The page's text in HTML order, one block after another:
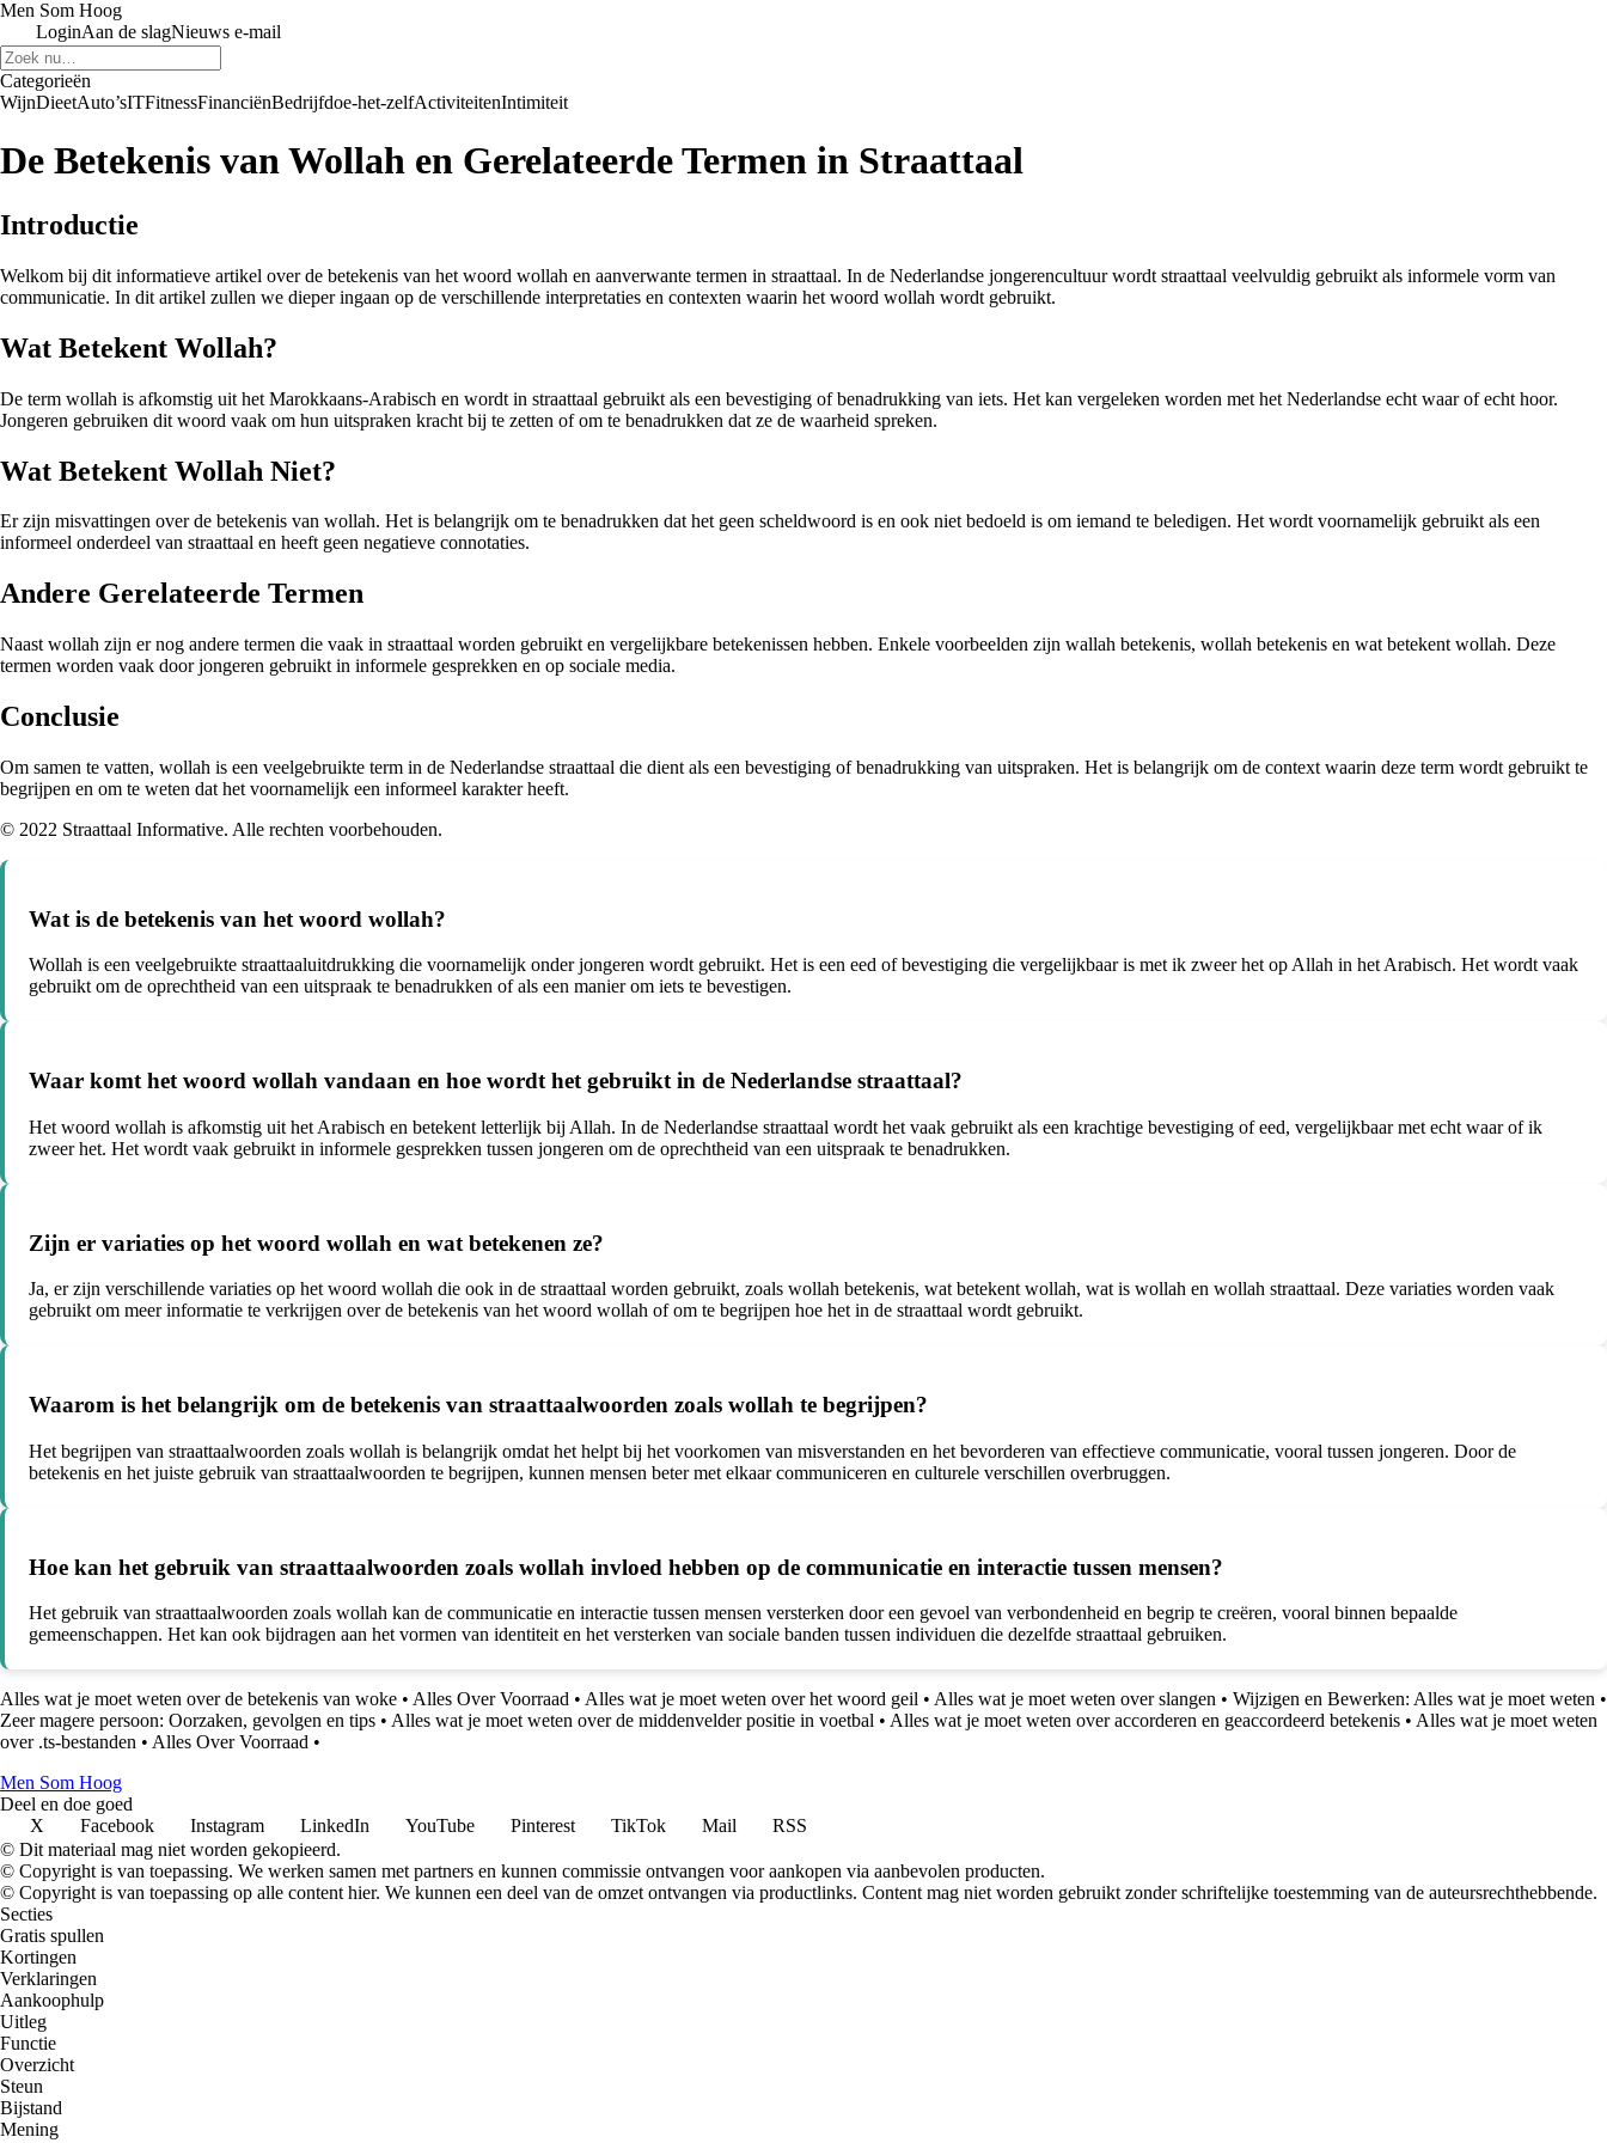
Men Som Hoog
LoginAan de slagNieuws e-mail
Categorieën
WijnDieetAuto’sITFitnessFinanciënBedrijfdoe-het-zelfActiviteitenIntimiteit
De Betekenis van Wollah en Gerelateerde Termen in Straattaal
Introductie
Welkom bij dit informatieve artikel over de betekenis van het woord wollah en aanverwante termen in straattaal. In de Nederlandse jongerencultuur wordt straattaal veelvuldig gebruikt als informele vorm van
communicatie. In dit artikel zullen we dieper ingaan op de verschillende interpretaties en contexten waarin het woord wollah wordt gebruikt.
Wat Betekent Wollah?
De term wollah is afkomstig uit het Marokkaans-Arabisch en wordt in straattaal gebruikt als een bevestiging of benadrukking van iets. Het kan vergeleken worden met het Nederlandse echt waar of echt hoor.
Jongeren gebruiken dit woord vaak om hun uitspraken kracht bij te zetten of om te benadrukken dat ze de waarheid spreken.
Wat Betekent Wollah Niet?
Er zijn misvattingen over de betekenis van wollah. Het is belangrijk om te benadrukken dat het geen scheldwoord is en ook niet bedoeld is om iemand te beledigen. Het wordt voornamelijk gebruikt als een
informeel onderdeel van straattaal en heeft geen negatieve connotaties.
Andere Gerelateerde Termen
Naast wollah zijn er nog andere termen die vaak in straattaal worden gebruikt en vergelijkbare betekenissen hebben. Enkele voorbeelden zijn wallah betekenis, wollah betekenis en wat betekent wollah. Deze
termen worden vaak door jongeren gebruikt in informele gesprekken en op sociale media.
Conclusie
Om samen te vatten, wollah is een veelgebruikte term in de Nederlandse straattaal die dient als een bevestiging of benadrukking van uitspraken. Het is belangrijk om de context waarin deze term wordt gebruikt te
begrijpen en om te weten dat het voornamelijk een informeel karakter heeft.
© 2022 Straattaal Informative. Alle rechten voorbehouden.
Wat is de betekenis van het woord wollah?
Wollah is een veelgebruikte straattaaluitdrukking die voornamelijk onder jongeren wordt gebruikt. Het is een eed of bevestiging die vergelijkbaar is met ik zweer het op Allah in het Arabisch. Het wordt vaak
gebruikt om de oprechtheid van een uitspraak te benadrukken of als een manier om iets te bevestigen.
Waar komt het woord wollah vandaan en hoe wordt het gebruikt in de Nederlandse straattaal?
Het woord wollah is afkomstig uit het Arabisch en betekent letterlijk bij Allah. In de Nederlandse straattaal wordt het vaak gebruikt als een krachtige bevestiging of eed, vergelijkbaar met echt waar of ik
zweer het. Het wordt vaak gebruikt in informele gesprekken tussen jongeren om de oprechtheid van een uitspraak te benadrukken.
Zijn er variaties op het woord wollah en wat betekenen ze?
Ja, er zijn verschillende variaties op het woord wollah die ook in de straattaal worden gebruikt, zoals wollah betekenis, wat betekent wollah, wat is wollah en wollah straattaal. Deze variaties worden vaak
gebruikt om meer informatie te verkrijgen over de betekenis van het woord wollah of om te begrijpen hoe het in de straattaal wordt gebruikt.
Waarom is het belangrijk om de betekenis van straattaalwoorden zoals wollah te begrijpen?
Het begrijpen van straattaalwoorden zoals wollah is belangrijk omdat het helpt bij het voorkomen van misverstanden en het bevorderen van effectieve communicatie, vooral tussen jongeren. Door de
betekenis en het juiste gebruik van straattaalwoorden te begrijpen, kunnen mensen beter met elkaar communiceren en culturele verschillen overbruggen.
Hoe kan het gebruik van straattaalwoorden zoals wollah invloed hebben op de communicatie en interactie tussen mensen?
Het gebruik van straattaalwoorden zoals wollah kan de communicatie en interactie tussen mensen versterken door een gevoel van verbondenheid en begrip te creëren, vooral binnen bepaalde
gemeenschappen. Het kan ook bijdragen aan het vormen van identiteit en het versterken van sociale banden tussen individuen die dezelfde straattaal gebruiken.
Alles wat je moet weten over de betekenis van woke • Alles Over Voorraad • Alles wat je moet weten over het woord geil • Alles wat je moet weten over slangen • Wijzigen en Bewerken: Alles wat je moet weten •
Zeer magere persoon: Oorzaken, gevolgen en tips • Alles wat je moet weten over de middenvelder positie in voetbal • Alles wat je moet weten over accorderen en geaccordeerd betekenis • Alles wat je moet weten
over .ts-bestanden • Alles Over Voorraad •
Men Som Hoog
Deel en doe goed
X
Facebook Instagram LinkedIn YouTube Pinterest TikTok Mail
RSS
© Dit materiaal mag niet worden gekopieerd.
© Copyright is van toepassing. We werken samen met partners en kunnen commissie ontvangen voor aankopen via aanbevolen producten.
© Copyright is van toepassing op alle content hier. We kunnen een deel van de omzet ontvangen via productlinks. Content mag niet worden gebruikt zonder schriftelijke toestemming van de auteursrechthebbende.
Secties
Gratis spullen
Kortingen
Verklaringen
Aankoophulp
Uitleg
Functie
Overzicht
Steun
Bijstand
Mening